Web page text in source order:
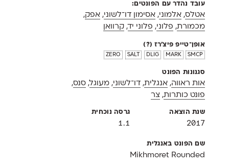
עובד נהדר עם הפונטים:
אטלס, אלמוני, אסימון דו־לשוני, אפק,
מכמורת, פלוני, פלוני יד, קרוואן
(?) אופן־טייפ פיצ'רז
zero
salt dlig mark smcp
סגנונות הפונט
אות ראווה, אנגלית, דו־לשוני, מעוגל, סנס,
פונט כותרות, צר
שנת הוצאה
2017
גרסה נוכחית
1.1
שם הפונט באנגלית
Mikhmoret Rounded